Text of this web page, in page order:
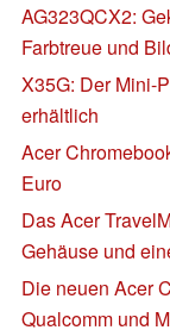
AG323QCX2:
Farbtreue und
X35G: Der Mini-
erhältlich
Acer
Euro
Das Acer
Gehäuse und
Die neuen Acer
Qualcomm und